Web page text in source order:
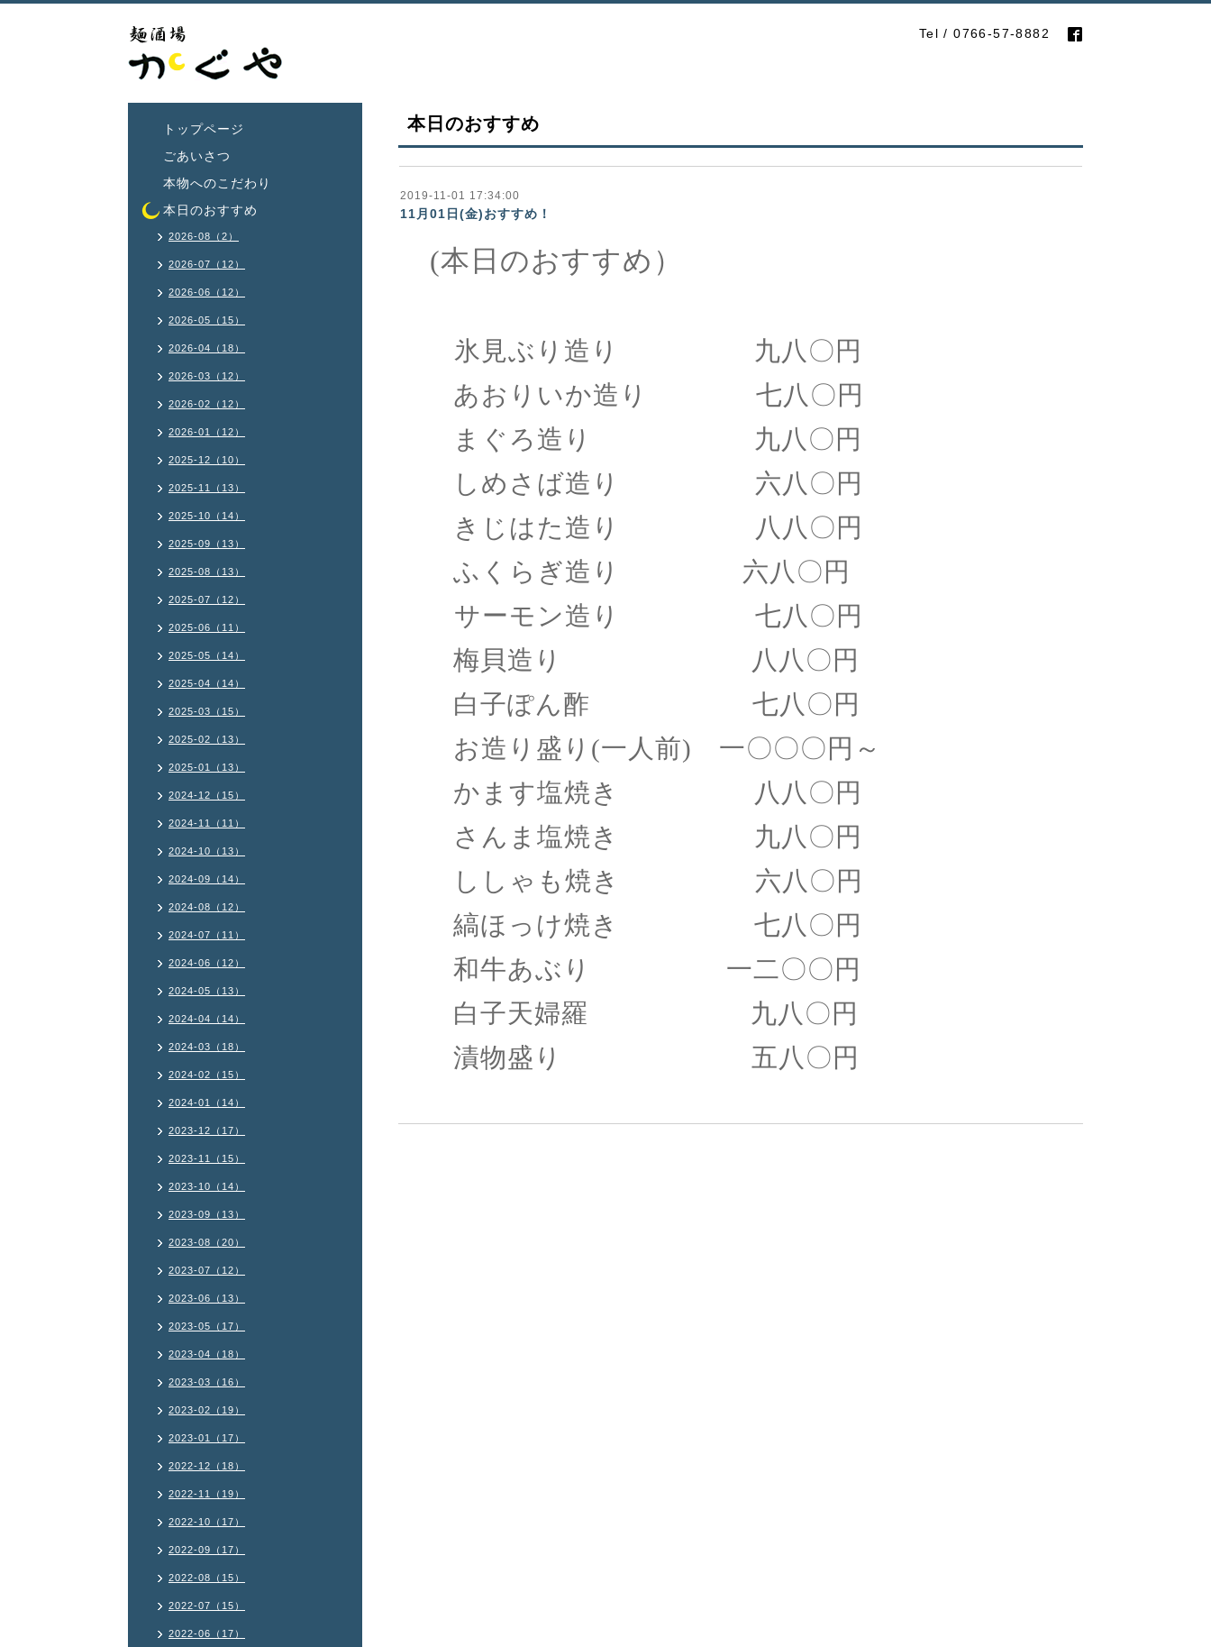
Tel / 0766-57-8882
本日のおすすめ
2019-11-01 17:34:00
11月01日(金)おすすめ！
(本日のおすすめ）
氷見ぶり造り 九八〇円
あおりいか造り 七八〇円
まぐろ造り 九八〇円
しめさば造り 六八〇円
きじはた造り 八八〇円
ふくらぎ造り
六八〇円
サーモン造り 七八〇円
梅貝造り 八八〇円
白子ぽん酢 七八〇円
お造り盛り (一人前) 一〇〇〇円～
かます塩焼き 八八〇円
さんま塩焼き 九八〇円
ししゃも焼き 六八〇円
縞ほっけ焼き 七八〇円
和牛あぶり 一二〇〇円
白子天婦羅 九八〇円
漬物盛り 五八〇円
トップページ
ごあいさつ
本物へのこだわり
本日のおすすめ
2026-08（2）
2026-07（12）
2026-06（12）
2026-05（15）
2026-04（18）
2026-03（12）
2026-02（12）
2026-01（12）
2025-12（10）
2025-11（13）
2025-10（14）
2025-09（13）
2025-08（13）
2025-07（12）
2025-06（11）
2025-05（14）
2025-04（14）
2025-03（15）
2025-02（13）
2025-01（13）
2024-12（15）
2024-11（11）
2024-10（13）
2024-09（14）
2024-08（12）
2024-07（11）
2024-06（12）
2024-05（13）
2024-04（14）
2024-03（18）
2024-02（15）
2024-01（14）
2023-12（17）
2023-11（15）
2023-10（14）
2023-09（13）
2023-08（20）
2023-07（12）
2023-06（13）
2023-05（17）
2023-04（18）
2023-03（16）
2023-02（19）
2023-01（17）
2022-12（18）
2022-11（19）
2022-10（17）
2022-09（17）
2022-08（15）
2022-07（15）
2022-06（17）